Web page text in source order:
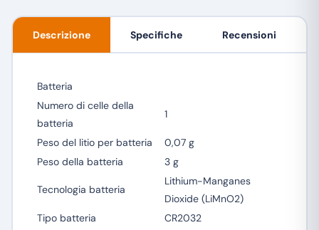
Descrizione Specifiche Recensioni
Batteria
Numero di celle della
batteria
1
Peso del litio per batteria
0,07 g
Peso della batteria
3 g
Tecnologia batteria
Lithium-Manganes
Dioxide (LiMnO2)
Tipo batteria
CR2032